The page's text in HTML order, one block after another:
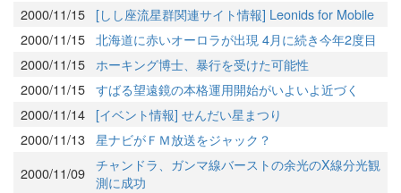
2000/11/15
[しし座流星群関連サイト情報] Leonids for Mobile
2000/11/15 北海道に赤いオーロラが出現 4月に続き今年2度目
2000/11/15 ホーキング博士、暴行を受けた可能性
2000/11/15 すばる望遠鏡の本格運用開始がいよいよ近づく
2000/11/14
[イベント情報] せんだい星まつり
2000/11/13 星ナビがＦＭ放送をジャック？
2000/11/09 チャンドラ、ガンマ線バーストの余光のX線分光観
測に成功